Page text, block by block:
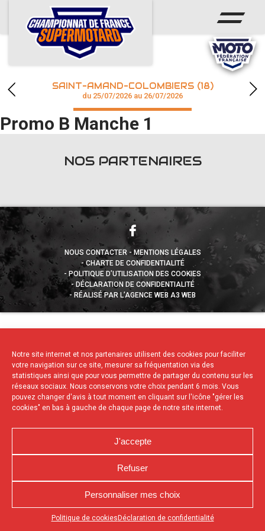
Notre site internet et nos partenaires utilisent des cookies pour faciliter
votre navigation sur ce site, mesurer sa fréquentation via des
statistiques ainsi que pour vous permettre de partager du contenu sur les
réseaux sociaux. Nous conservons votre choix pendant 6 mois. Vous
pouvez changer d'avis à tout moment en cliquant sur l'icône "gérer les
cookies" en bas à gauche de chaque page de notre site internet.
J'accepte
Refuser
Personnaliser mes choix
Politique de cookies Déclaration de confidentialité
Appuyez sur le bouton partager en bas de votre
ACCUEIL
ACTUS
CALENDRIER
CHAMPIONNAT
RÉSULTATS
SAINT-AMAND-COLOMBIERS (18)
du 25/07/2026 au 26/07/2026
Promo B Manche 1
NOS PARTENAIRES
NOUS CONTACTER
MENTIONS LÉGALES
CHARTE DE CONFIDENTIALITÉ
POLITIQUE D’UTILISATION DES COOKIES
DÉCLARATION DE CONFIDENTIALITÉ
RÉALISÉ PAR L’AGENCE WEB A3 WEB